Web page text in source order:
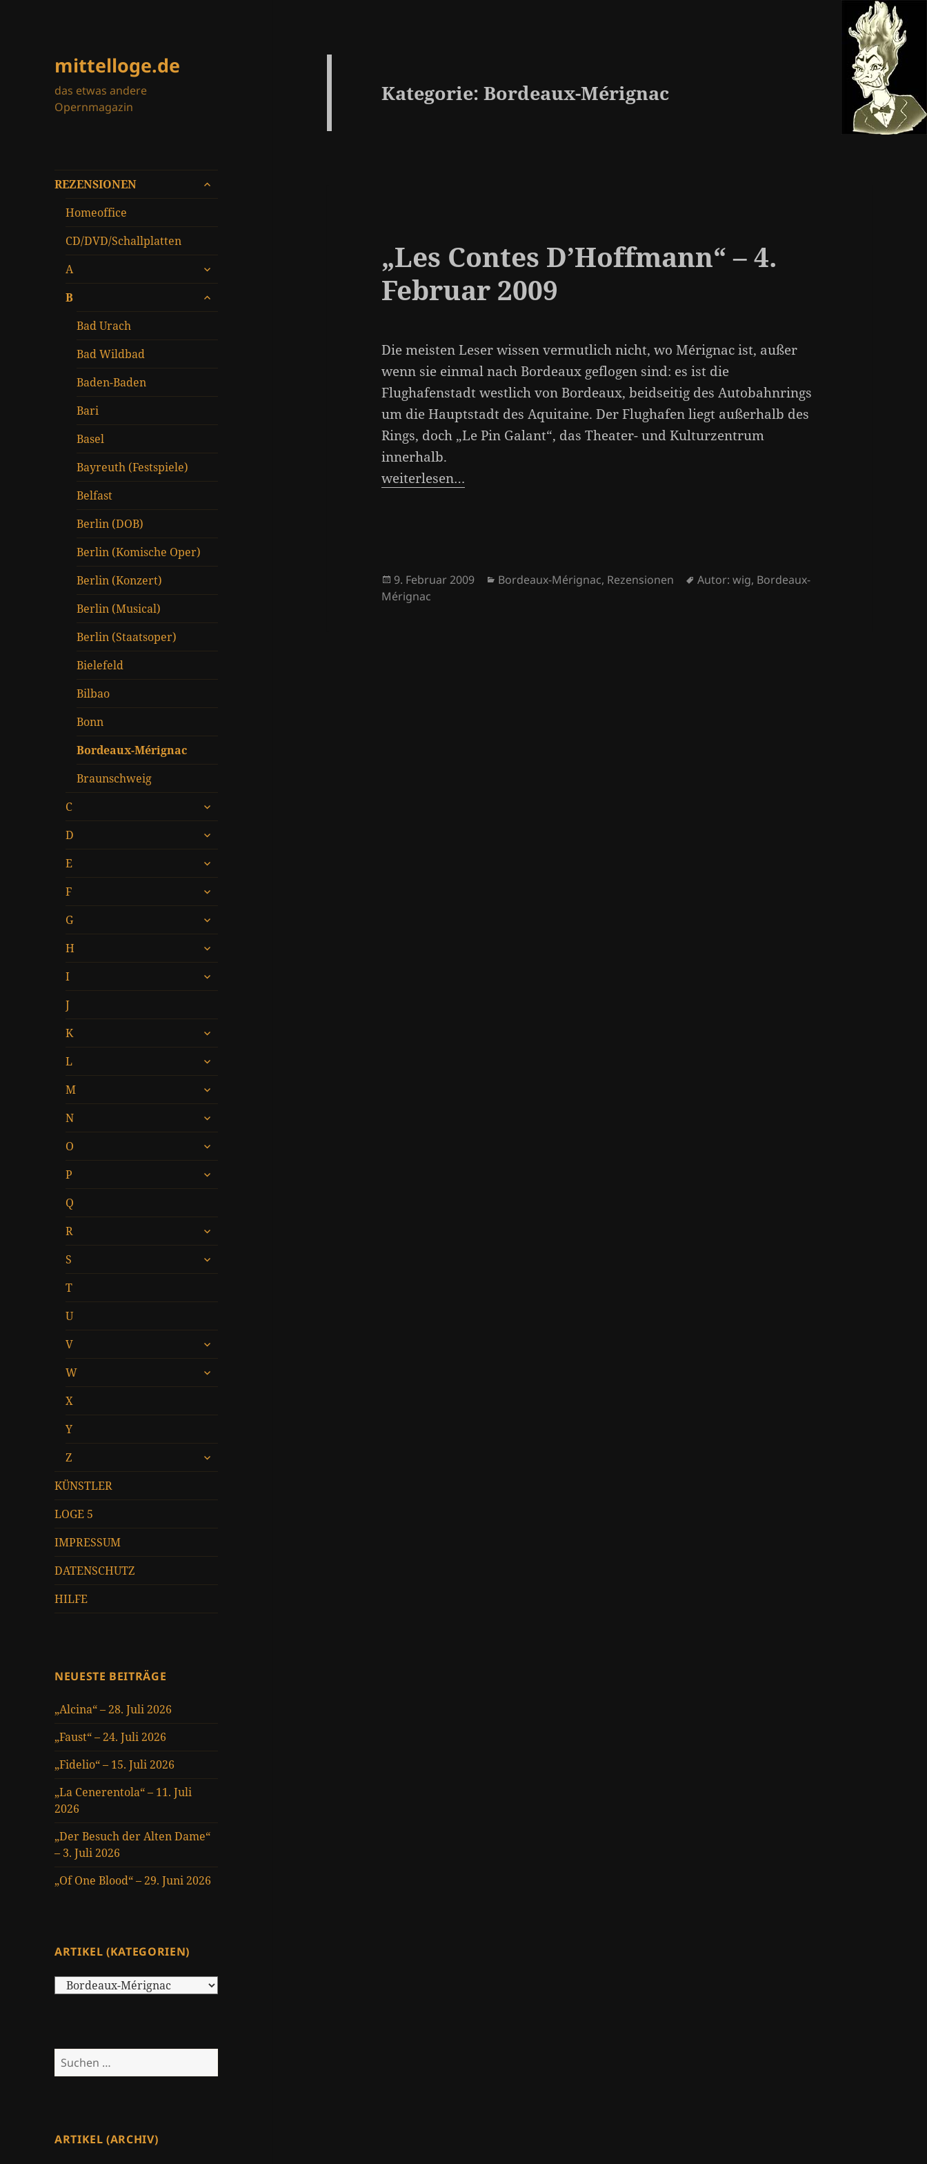
mittelloge.de
das etwas andere
Opernmagazin
REZENSIONEN
untermenü
Homeoffice
CD/DVD/Schallplatten
A
untermenü
B
untermenü
Bad Urach
Bad Wildbad
Baden-Baden
Bari
Basel
Bayreuth (Festspiele)
Belfast
Berlin (DOB)
Berlin (Komische Oper)
Berlin (Konzert)
Berlin (Musical)
Berlin (Staatsoper)
Bielefeld
Bilbao
Bonn
Bordeaux-Mérignac
Braunschweig
C
untermenü
D
untermenü
E
untermenü
F
untermenü
G
untermenü
H
untermenü
I
untermenü
J
K
untermenü
L
untermenü
M
untermenü
N
untermenü
O
untermenü
P
untermenü
Q
R
untermenü
S
untermenü
T
U
V
untermenü
W
untermenü
X
Y
Z
untermenü
KÜNSTLER
LOGE 5
IMPRESSUM
DATENSCHUTZ
HILFE
NEUESTE BEITRÄGE
„Alcina“ – 28. Juli 2026
„Faust“ – 24. Juli 2026
„Fidelio“ – 15. Juli 2026
„La Cenerentola“ – 11. Juli
2026
„Der Besuch der Alten Dame“
– 3. Juli 2026
„Of One Blood“ – 29. Juni 2026
ARTIKEL (KATEGORIEN)
Artikel
Suchen
nach:
ARTIKEL (ARCHIV)
Kategorie:Bordeaux-Mérignac
„Les Contes D’Hoffmann“ – 4.
Februar 2009
Die meisten Leser wissen vermutlich nicht, wo Mérignac ist, außer
wenn sie einmal nach Bordeaux geflogen sind: es ist die
Flughafenstadt westlich von Bordeaux, beidseitig des Autobahnrings
um die Hauptstadt des Aquitaine. Der Flughafen liegt außerhalb des
Rings, doch „Le Pin Galant“, das Theater- und Kulturzentrum
innerhalb.
weiterlesen…
Veröffentlicht
am
9. Februar 2009 Kategorien
Bordeaux-Mérignac, Rezensionen Schlagwörter
Autor: wig, Bordeaux-
Mérignac